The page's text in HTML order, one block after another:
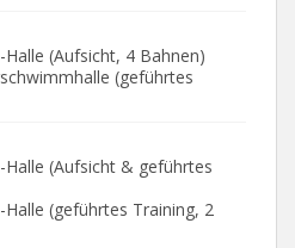
(Aufsicht, 4 Bahnen)
(geführtes
(Aufsicht & geführtes
(geführtes Training, 2